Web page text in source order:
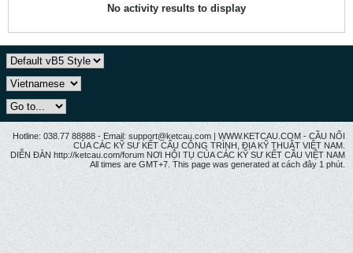
No activity results to display
Hotline: 038.77 88888 - Email: support@ketcau.com | WWW.KETCAU.COM - CẦU NỐI
CỦA CÁC KỸ SƯ KẾT CẤU CÔNG TRÌNH, ĐỊA KỸ THUẬT VIỆT NAM.
DIỄN ĐÀN http://ketcau.com/forum NƠI HỘI TỤ CỦA CÁC KỸ SƯ KẾT CÂU VIỆT NAM
All times are GMT+7. This page was generated at cách đây 1 phút.